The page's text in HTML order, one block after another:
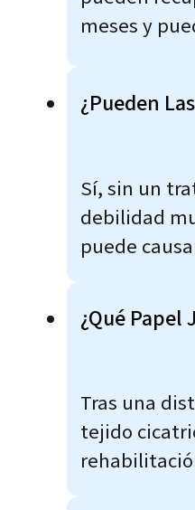
meses y
¿Pueden
Sí, sin un
debilidad
puede
¿Qué Papel
Tras una
tejido